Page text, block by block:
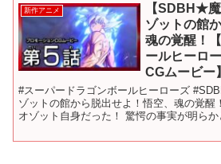
新作アニメ
【SDBH★
ゾットの館
魂の覚醒！
ールヒーロ
CGムービー】
#スーパードラゴンボールヒーローズ
ゾットの館から脱出せよ！悟空、魂の覚醒
オゾット自身だった！ 驚愕の事実が明らか